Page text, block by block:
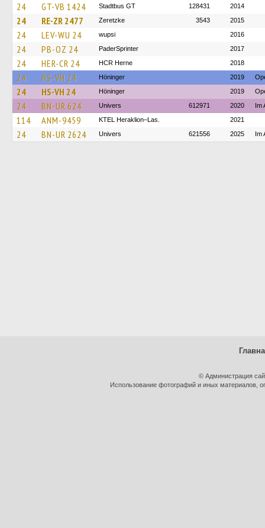
24 GT-VB 1424 Stadtbus GT 128431 2014
24 RE-ZR 2477 Zeretzke 3543 2015
24 LEV-WU 24 wupsi 2016
24 PB-OZ 24 PaderSprinter 2017
24 HER-CR 24 HCR Herne 2018
24 HS-VH 24 Höninger 2019
24 HS-VH 24 Höninger 2019
24 BN-UR 624 Univers 612971 2020 Im
114 ANM-9459 KTEL Heraklion–Las. 2021
24 BN-UR 2624 Univers 621556 2025 Im
© Администрация
Использование фотографий и иных материалов,